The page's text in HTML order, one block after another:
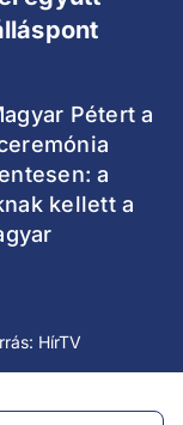
Pétert a
a
kellett a
HírTV